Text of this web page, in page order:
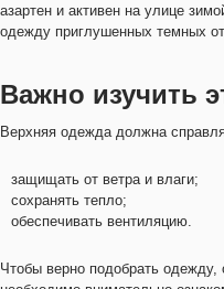
азартен и активен на улице
одежду приглушенных темных
Важно изучить
Верхняя одежда должна
защищать от ветра и влаги;
сохранять тепло;
обеспечивать вентиляцию.
Чтобы верно подобрать